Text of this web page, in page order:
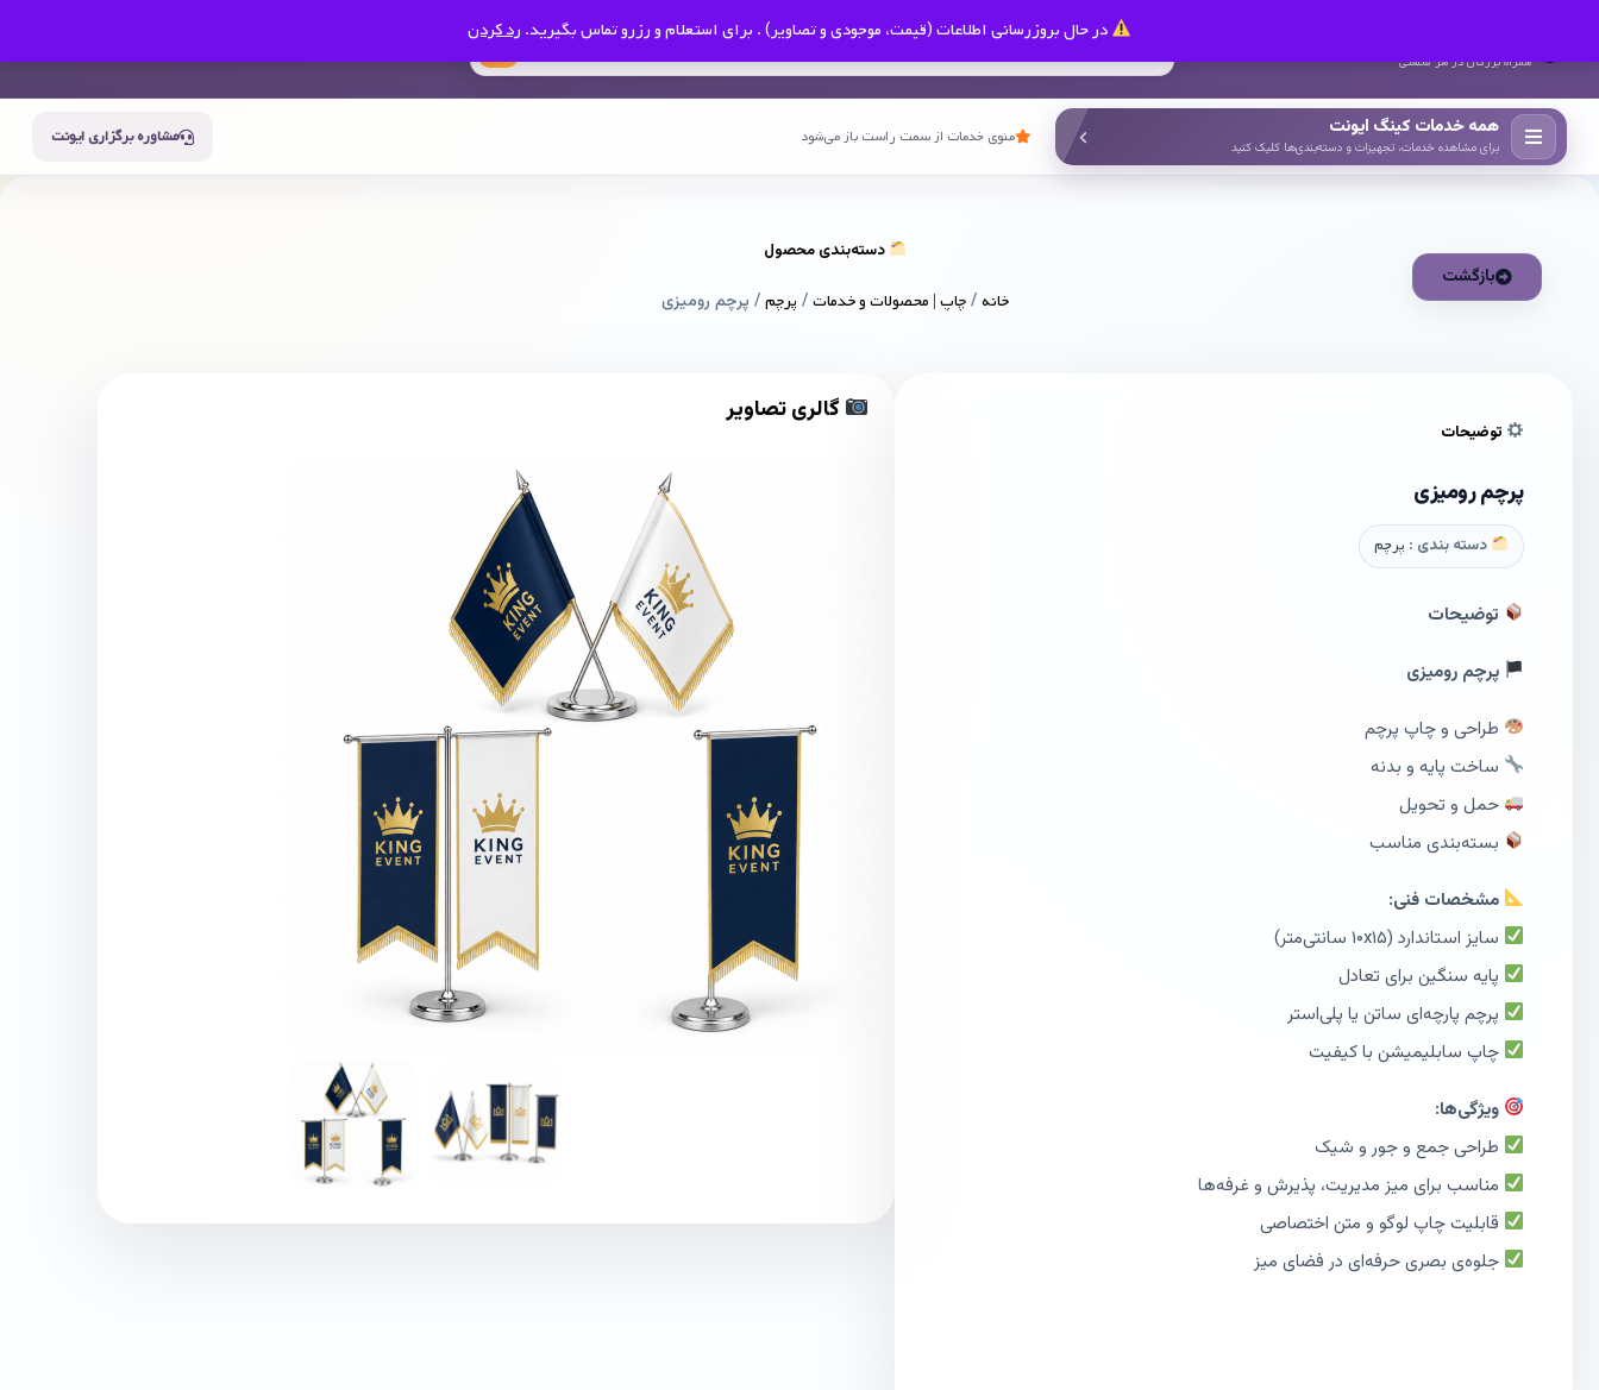
در حال بروزرسانی اطلاعات (قیمت، موجودی و تصاویر) . برای استعلام و رزرو تماس بگیرید. رد کردن
همراه بزرگان در هر صنعتی
همه خدمات کینگ ایونت
برای مشاهده خدمات، تجهیزات و دسته‌بندی‌ها کلیک کنید
منوی خدمات از سمت راست باز می‌شود مشاوره برگزاری ایونت
بازگشت
دسته‌بندی محصول
خانه/چاپ | محصولات و خدمات/ پرچم/ پرچم رومیزی
گالری تصاویر
توضیحات
پرچم رومیزی
دسته بندی : پرچم
توضیحات
پرچم رومیزی
طراحی و چاپ پرچم
ساخت پایه و بدنه
حمل و تحویل
بسته‌بندی مناسب
مشخصات فنی:
سایز استاندارد (۱۰x۱۵ سانتی‌متر)
پایه سنگین برای تعادل
پرچم پارچه‌ای ساتن یا پلی‌استر
چاپ سابلیمیشن با کیفیت
ویژگی‌ها:
طراحی جمع و جور و شیک
مناسب برای میز مدیریت، پذیرش و غرفه‌ها
قابلیت چاپ لوگو و متن اختصاصی
جلوه‌ی بصری حرفه‌ای در فضای میز